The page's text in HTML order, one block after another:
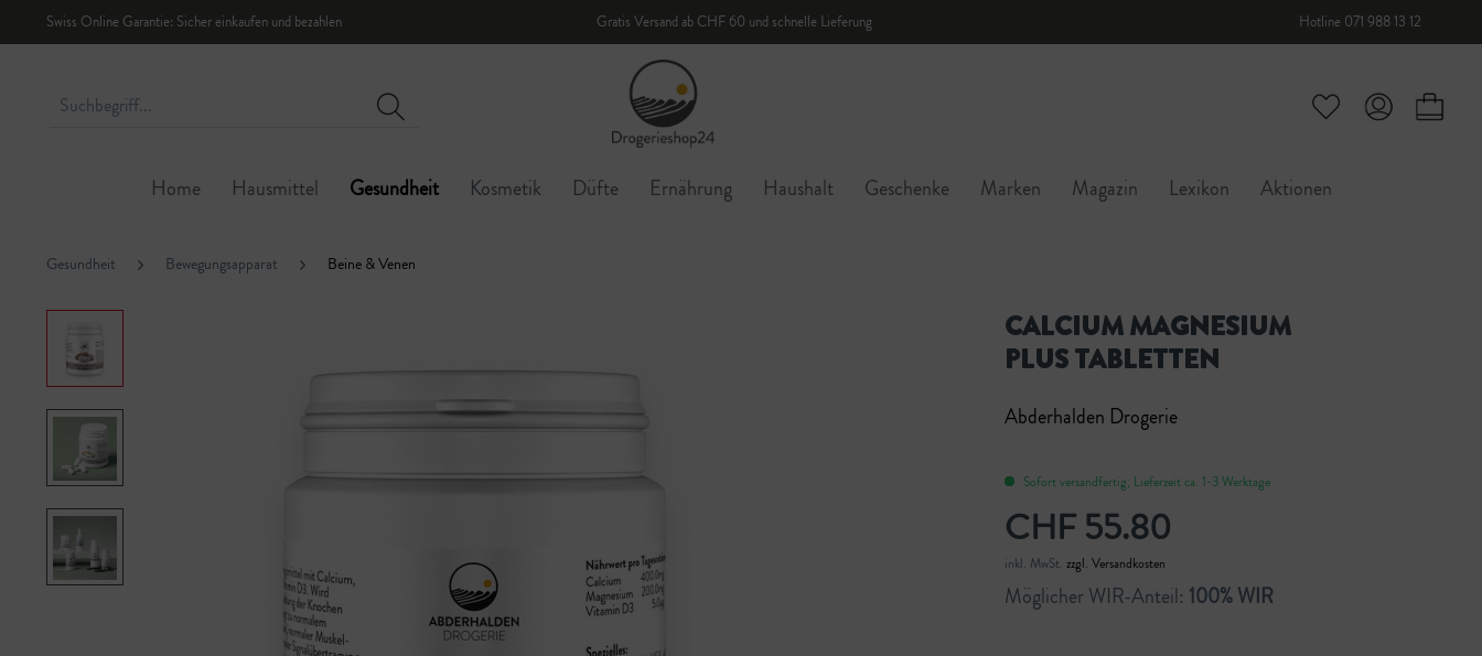
Swiss Online Garantie: Sicher einkaufen und bezahlen Gratis Versand ab CHF 60 und schnelle Lieferung Hotline 071 988 13 12
Home Hausmittel Gesundheit Kosmetik Düfte Ernährung Haushalt Geschenke Marken Magazin Lexikon Aktionen
Gesundheit Bewegungsapparat Beine & Venen
CALCIUM MAGNESIUM
PLUS TABLETTEN
Abderhalden Drogerie
Sofort versandfertig, Lieferzeit ca. 1-3 Werktage
CHF 55.80
inkl. MwSt.zzgl. Versandkosten
Möglicher WIR-Anteil: 100% WIR